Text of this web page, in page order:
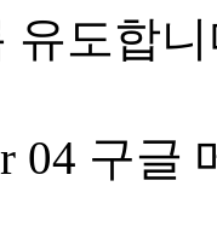
유도합니
04 구글